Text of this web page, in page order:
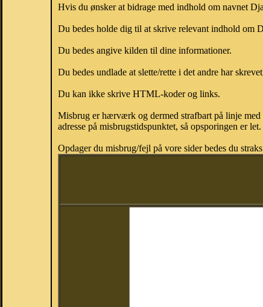
Hvis du ønsker at bidrage med indhold om navnet
Du bedes holde dig til at skrive relevant indhold om
Du bedes angive kilden til dine informationer.
Du bedes undlade at slette/rette i det andre har
Du kan ikke skrive HTML-koder og links.
Misbrug er hærværk og dermed strafbart på linje
adresse på misbrugstidspunktet, så opsporingen er let.
Opdager du misbrug/fejl på vore sider bedes du